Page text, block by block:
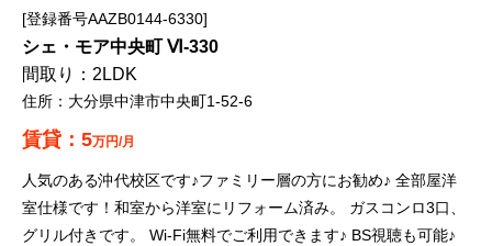
登録番号AAZB0144-6330
シェ・モア中央町 Ⅵ-330
2LDK
大分県中津市中央町1-52-6
5万円/月
人気のある沖代校区です♪ファミリー層の方にお勧め♪ 全部屋洋
室仕様です！和室から洋室にリフォーム済み。 ガスコンロ3口、
グリル付きです。 Wi-Fi無料でご利用できます♪ BS視聴も可能♪